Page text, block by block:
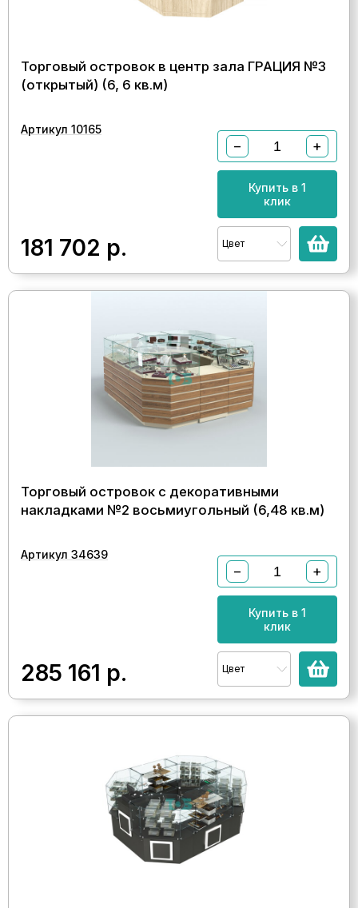
Торговый островок в центр зала ГРАЦИЯ №3
(открытый) (6, 6 кв.м)
Артикул 10165
181 702 р.
− +
Купить в 1
клик
Цвет
Торговый островок с декоративными
накладками №2 восьмиугольный (6,48 кв.м)
Артикул 34639
285 161 р.
− +
Купить в 1
клик
Цвет